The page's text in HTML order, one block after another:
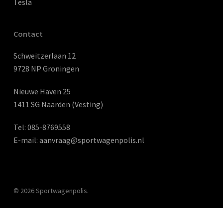
Tesla
Contact
Schweitzerlaan 12
9728 NP Groningen
Nieuwe Haven 25
1411 SG Naarden (Vesting)
Tel: 085-8769558
E-mail: aanvraag@sportwagenpolis.nl
© 2026 Sportwagenpolis.